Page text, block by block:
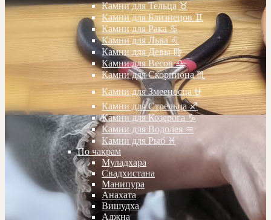
Камни для Тельца ♉️
Камни для Близнецов ♊️
Камни для Рака ♋️
Камни для Льва ♌️
Камни для Девы ♍️
Камни для Весов ♎️
Камни для Скорпиона ♏️
Камни для Змееносца ⛎
Камни для Стрельца ♐️
Камни для Козерога ♑️
Камни для Водолея ♒️
Камни для Рыб ♓️
По чакрам
Муладхара
Свадхистана
Манипура
Анахата
Вишудха
Аджна